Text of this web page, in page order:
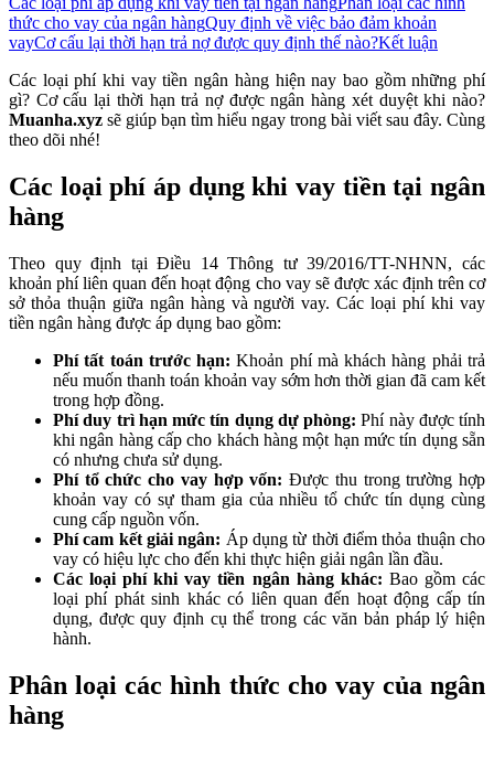
thức cho vay của ngân hàngQuy định về việc bảo đảm khoản
vayCơ cấu lại thời hạn trả nợ được quy định thế nào?Kết luận
Các loại phí khi vay tiền ngân hàng hiện nay bao gồm những phí
gì? Cơ cấu lại thời hạn trả nợ được ngân hàng xét duyệt khi nào?
Muanha.xyz sẽ giúp bạn tìm hiểu ngay trong bài viết sau đây. Cùng
theo dõi nhé!
Các loại phí áp dụng khi vay tiền tại ngân
hàng
Theo quy định tại Điều 14 Thông tư 39/2016/TT-NHNN, các
khoản phí liên quan đến hoạt động cho vay sẽ được xác định trên cơ
sở thỏa thuận giữa ngân hàng và người vay. Các loại phí khi vay
tiền ngân hàng được áp dụng bao gồm:
Phí tất toán trước hạn:Khoản phí mà khách hàng phải trả
nếu muốn thanh toán khoản vay sớm hơn thời gian đã cam kết
trong hợp đồng.
Phí duy trì hạn mức tín dụng dự phòng:Phí này được tính
khi ngân hàng cấp cho khách hàng một hạn mức tín dụng sẵn
có nhưng chưa sử dụng.
Phí tổ chức cho vay hợp vốn:Được thu trong trường hợp
khoản vay có sự tham gia của nhiều tổ chức tín dụng cùng
cung cấp nguồn vốn.
Phí cam kết giải ngân: Áp dụng từ thời điểm thỏa thuận cho
vay có hiệu lực cho đến khi thực hiện giải ngân lần đầu.
Các loại phí khi vay tiền ngân hàng khác: Bao gồm các
loại phí phát sinh khác có liên quan đến hoạt động cấp tín
dụng, được quy định cụ thể trong các văn bản pháp lý hiện
hành.
Phân loại các hình thức cho vay của ngân
hàng